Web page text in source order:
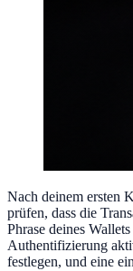
Nach deinem ersten
prüfen, dass die
Phrase deines
Authentifizierung
festlegen, und eine